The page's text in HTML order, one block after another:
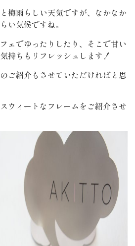
梅雨らしい天気ですが、なかなか
い気候ですね。
ェでゆったりしたり、そこで甘い
持ちもリフレッシュします！
ご紹介もさせていただければと思
ウィートなフレームをご紹介させ